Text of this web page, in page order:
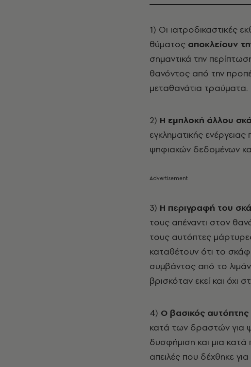
1) Οι ιατροδικαστικές
θύματος αποκλείουν
σημαντικά την
θανόντος από την
μεταθανάτια τραύματα.
2) Η εμπλοκή άλλου
εγκληματικής
ψηφιακών δεδομένων
3) Η περιγραφή του
τους απέναντι στον
τους αυτόπτες
καταθέτουν ότι το
συμβάντος από το
βρισκόταν εκεί και όχι
4) Ο βασικός
κατά των δραστών για
δυσφήμιση και μια
απειλές που δέχθηκε